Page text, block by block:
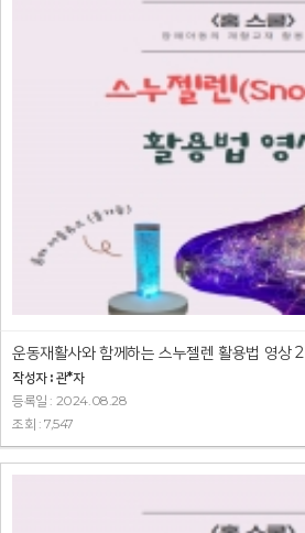
운동재활사와 함께하는 스누젤렌 활용법 영상 2
작성자 : 관*자
등록일 : 2024.08.28
조회 : 7,547